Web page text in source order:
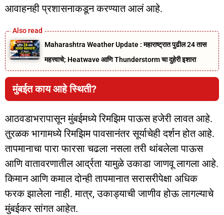
आवाहनही प्रशासनाकडून करण्यात आलं आहे.
Maharashtra Weather Update : महाराष्ट्रात पुढील 24 तास
महत्त्वाचे; Heatwave आणि Thunderstorm चा दुहेरी इशारा
मुंबईत काय आहे स्थिती?
आठवडाभरापासून मुंबईमध्ये रिमझिम पाऊस हजेरी लावत आहे.
तुरळक भागामध्ये रिमझिम पावसानंतर सूर्याचेही दर्शन होत आहे.
तापमानाचा पारा फारसा चढला नसला तरी थांबलेला पाऊस
आणि वातावरणातील आर्द्रता यामुळे उकाडा जाणवू लागला आहे.
किमान आणि कमाल दोन्ही तापमानात सरासरीपेक्षा अधिक
फरक झालेला नाही. मात्र, उकाड्याची जाणीव होऊ लागल्याचे
मुंबईकर सांगत आहेत.